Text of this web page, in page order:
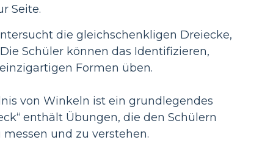
Seite.
die gleichschenkligen Dreiecke,
Schüler können das Identifizieren,
Formen üben.
von Winkeln ist ein grundlegendes
enthält Übungen, die den Schülern
und zu verstehen.